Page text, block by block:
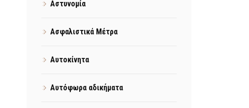
Αστυνομία
Ασφαλιστικά Μέτρα
Αυτοκίνητα
Αυτόφωρα αδικήματα